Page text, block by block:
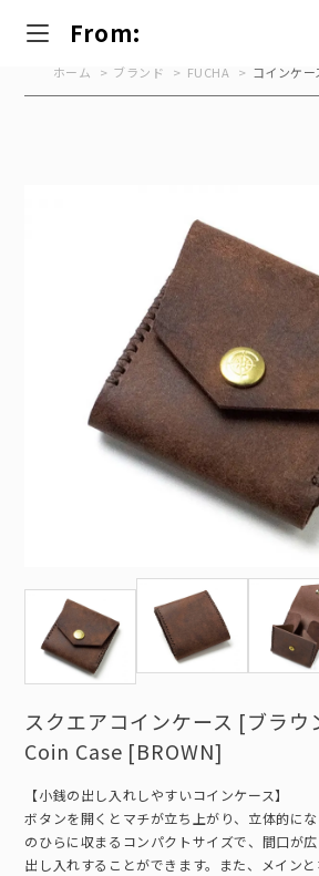
From:
ホーム > ブランド > FUCHA > コインケー
スクエアコインケース [ブラ
Coin Case [BROWN]
【小銭の出し入れしやすいコインケース】
ボタンを開くとマチが立ち上がり、立体的に
のひらに収まるコンパクトサイズで、間口が
出し入れすることができます。また、メイン